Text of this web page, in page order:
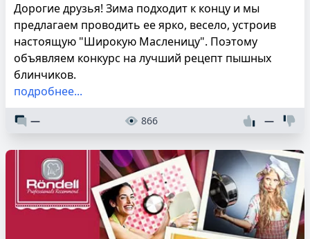
Дорогие друзья! Зима подходит к концу и мы
предлагаем проводить ее ярко, весело, устроив
настоящую "Широкую Масленицу". Поэтому
объявляем конкурс на лучший рецепт пышных
блинчиков.
подробнее...
— 866 —